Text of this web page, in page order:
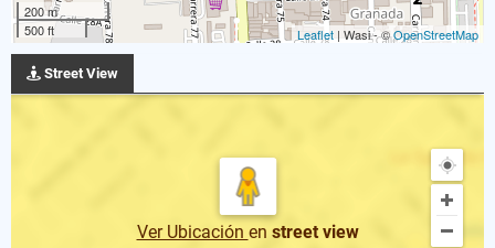
200 m
500 ft
Leaflet | Wasi - ©OpenStreetMap
Street View
Ver Ubicación en street view